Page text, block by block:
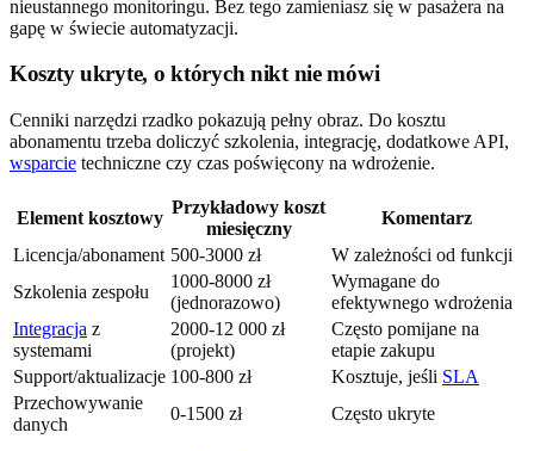
nieustannego monitoringu. Bez tego zamieniasz się w pasażera na
gapę w świecie automatyzacji.
Koszty ukryte, o których nikt nie mówi
Cenniki narzędzi rzadko pokazują pełny obraz. Do kosztu
abonamentu trzeba doliczyć szkolenia, integrację, dodatkowe API,
wsparcie techniczne czy czas poświęcony na wdrożenie.
Element kosztowy
Przykładowy koszt
miesięczny
Komentarz
Licencja/abonament 500-3000 zł
W zależności od funkcji
Szkolenia zespołu
1000-8000 zł
(jednorazowo)
Wymagane do
efektywnego wdrożenia
Integracja z
systemami
2000-12 000 zł
(projekt)
Często pomijane na
etapie zakupu
Support/aktualizacje 100-800 zł Kosztuje, jeśli SLA
Przechowywanie
danych
0-1500 zł Często ukryte